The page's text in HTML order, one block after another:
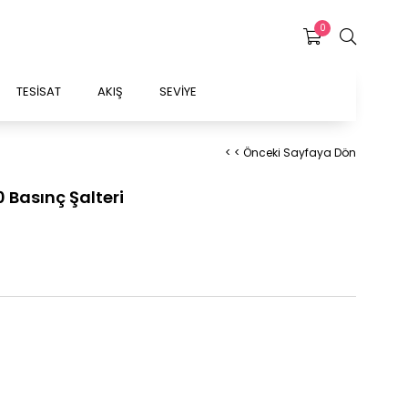
0
TESİSAT AKIŞ SEVİYE
< < Önceki Sayfaya Dön
Basınç Şalteri